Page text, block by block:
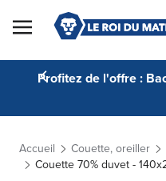
Skip to Content
Profitez de l'offre :
Accueil Couette, oreiller
Couette 70% duvet -